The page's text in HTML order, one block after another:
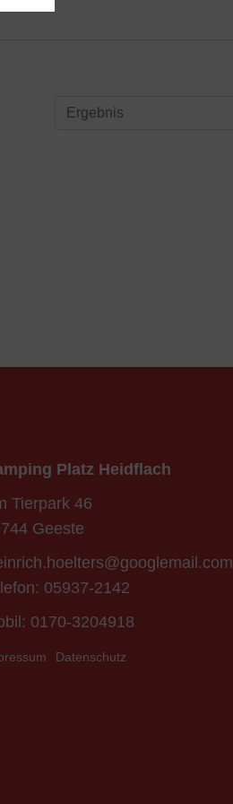
Platz Heidflach
Tierpark 46
Geeste
05937-2142
0170-3204918
Datenschutz